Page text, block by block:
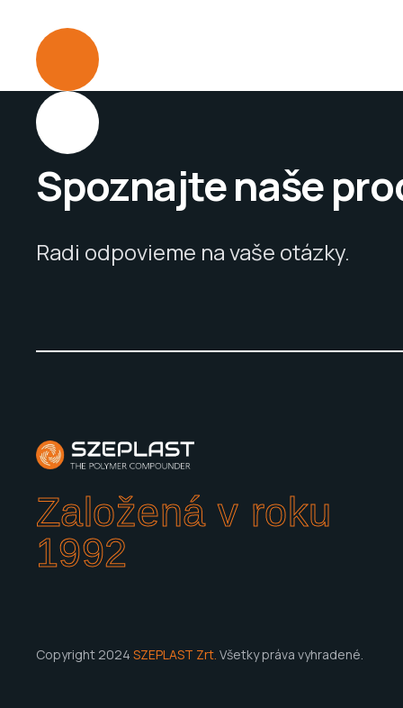
Spoznajte naše
Radi odpovieme na vaše otázky.
Založená v roku
1992
Copyright 2024 SZEPLAST Zrt. Všetky práva vyhradené.